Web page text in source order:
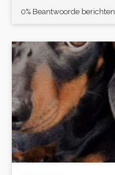
0% Beantwoorde berichten